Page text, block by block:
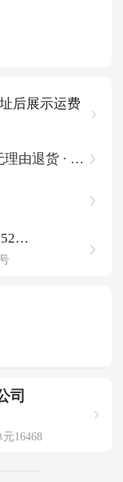
后展示运费
退货 · 一
司
16468